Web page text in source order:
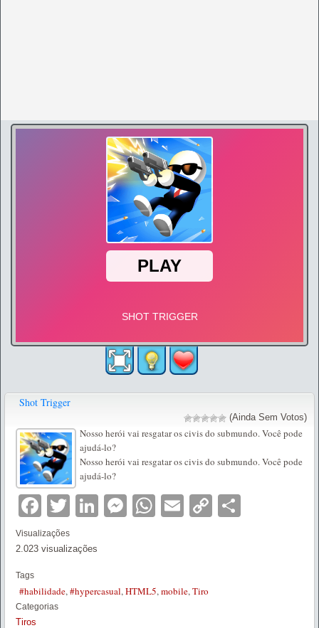
Shot Trigger
(Ainda Sem Votos)
Nosso herói vai resgatar os civis do submundo. Você pode
ajudá-lo?
Nosso herói vai resgatar os civis do submundo. Você pode
ajudá-lo?
Facebook
TwitterLinkedIn
Messenger
WhatsApp
EmailCopy
Visualizações
2.023 visualizações
Tags
#habilidade,#hypercasual,HTML5,mobile,Tiro
Categorias
Tiros